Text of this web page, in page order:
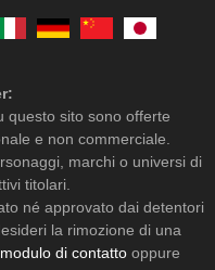
questo sito sono offerte
e non commerciale.
marchi o universi di
titolari.
né approvato dai detentori
la rimozione di una
di contatto oppure